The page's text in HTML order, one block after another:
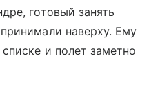
готовый занять
наверху. Ему
и полет заметно